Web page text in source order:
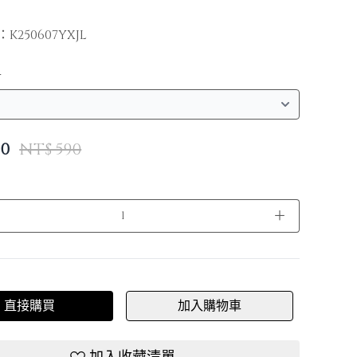
K250607YXJL
NT$ 590
＋
直接購買 加入購物車